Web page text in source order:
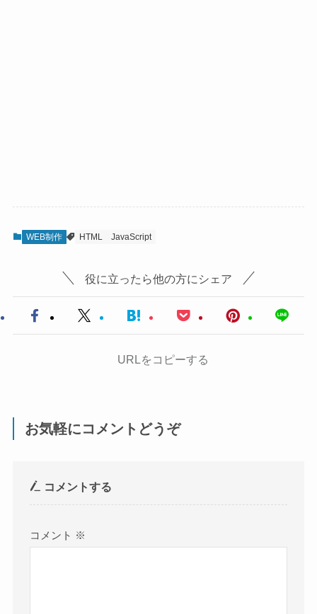
WEB制作 HTML JavaScript
役に立ったら他の方にシェア
URLをコピーする
お気軽にコメントどうぞ
コメントする
コメント ※